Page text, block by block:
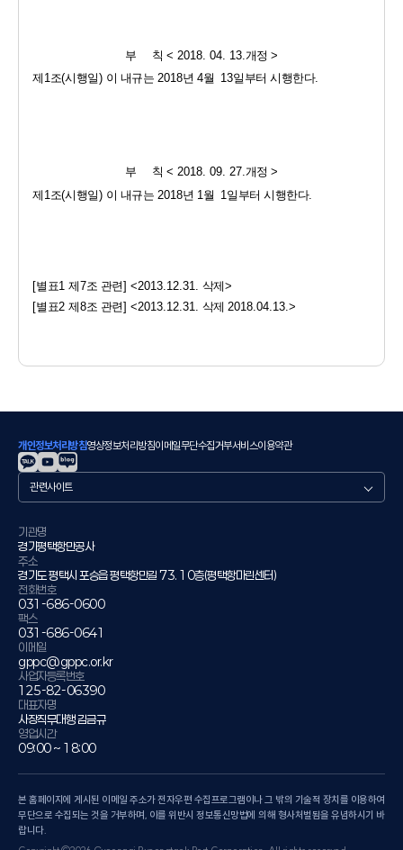
부     칙 < 2018. 04. 13. 개정 >
제 1조(시행일) 이 내규는 2018년 4월 13일부터 시행한다.
부     칙 < 2018. 09. 27. 개정 >
제 1 조(시행일) 이 내규는 2018년 1 월 1 일부터 시행한다.
[별표1 제7조 관련] <2013.12.31. 삭제>
[별표2 제8조 관련] <2013.12.31. 삭제 2018.04.13.>
개인정보처리방침영상정보처리방침이메일무단수집거부서비스이용약관
관
련
이
트
기관명
경기평택항만공사
주소
경기도 평택시 포승읍 평택항만길 73. 10층(평택항마린센터)
전화번호
031-686-0600
팩스
031-686-0641
이메일
gppc@gppc.or.kr
사업자등록번호
125-82-06390
대표자명
사장직무대행 김금규
영업시간
09:00 ~ 18:00
본 홈페이지에 게시된 이메일 주소가 전자우편 수집프로그램이나 그 밖의 기술적 장치를 이용하여
무단으로 수집되는 것을 거부하며, 이를 위반시 정보통신망법에 의해 형사처벌됨을 유념하시기 바
랍니다.